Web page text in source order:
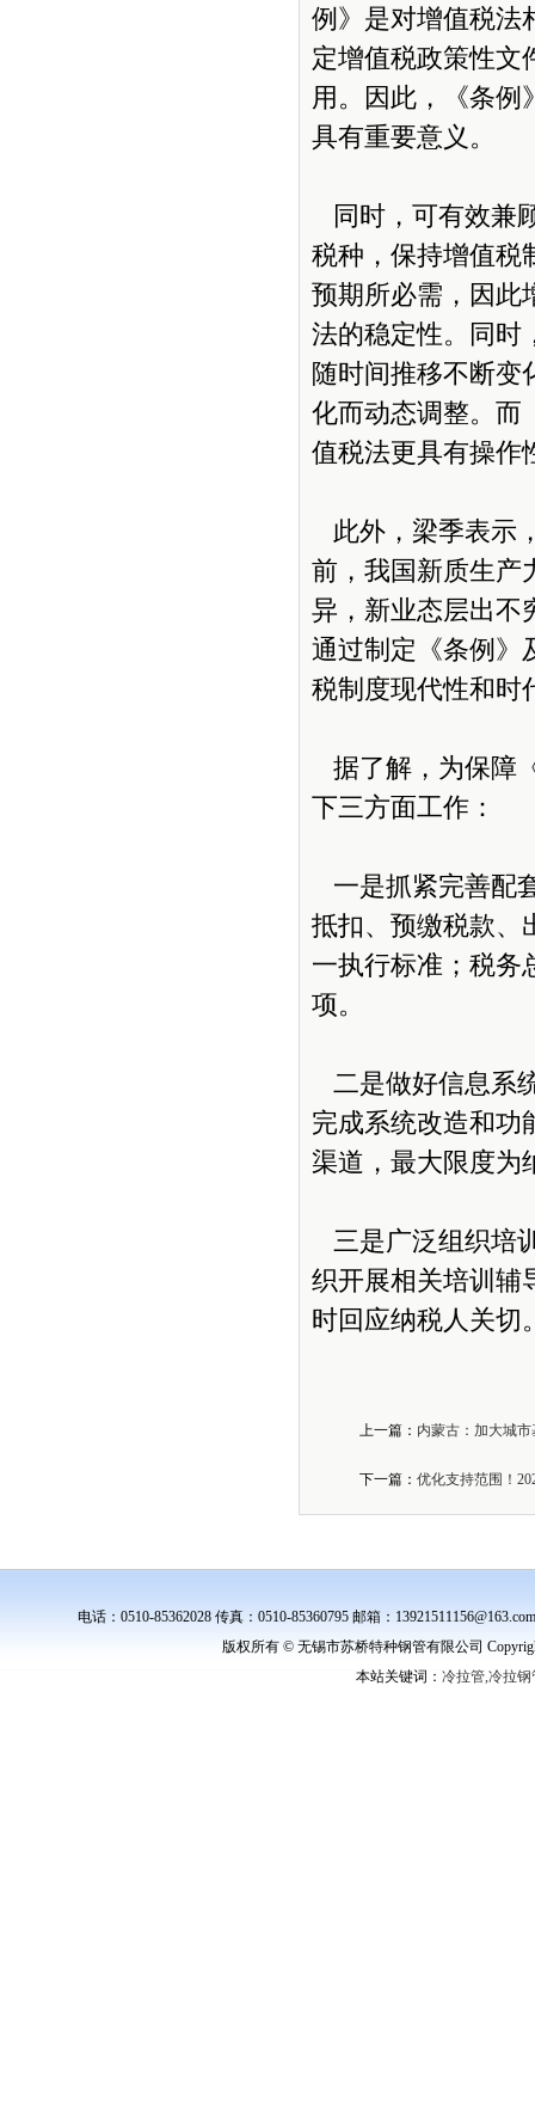
例》是对增值税法
定增值税政策性文
用。因此，《条例
具有重要意义。
同时，可有效兼
税种，保持增值税
预期所必需，因此
法的稳定性。同时
随时间推移不断变
化而动态调整。而
值税法更具有操作
此外，梁季表示
前，我国新质生产
异，新业态层出不
通过制定《条例》
税制度现代性和时
据了解，为保障
下三方面工作：
一是抓紧完善配
抵扣、预缴税款、
一执行标准；税务
项。
二是做好信息系
完成系统改造和功
渠道，最大限度为
三是广泛组织培
织开展相关培训辅
时回应纳税人关切
上一篇： 内蒙古：加大城
下一篇： 优化支持范围！
电话：0510-85362028 传真：0510-85360795 邮箱：
版权所有 © 无锡市苏桥特种钢管有限公司
本站关键词： 冷拉管,冷拉